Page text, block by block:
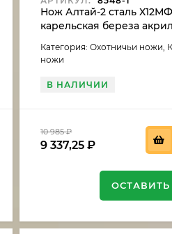
Нож Алтай-2 сталь
карельская береза
Категория: Охотничьи ножи,
ножи
В НАЛИЧИИ
10 985₽
9 337,25₽
ОСТАВИТЬ